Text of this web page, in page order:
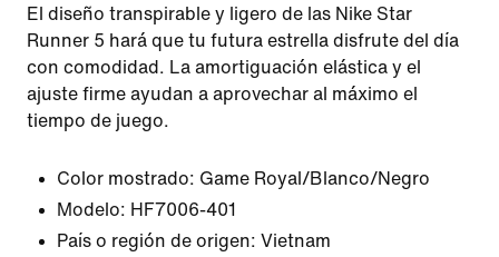
El diseño transpirable y ligero de las Nike Star
Runner 5 hará que tu futura estrella disfrute del día
con comodidad. La amortiguación elástica y el
ajuste firme ayudan a aprovechar al máximo el
tiempo de juego.
Color mostrado: Game Royal/Blanco/Negro
Modelo: HF7006-401
País o región de origen: Vietnam